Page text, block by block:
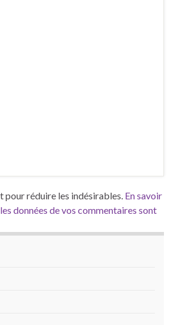
réduire les indésirables. En savoir
données de vos commentaires sont